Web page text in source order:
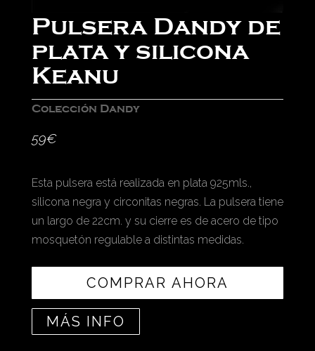
Pulsera Dandy de
plata y silicona
Keanu
Colección Dandy
59€
Esta pulsera está realizada en plata 925mls.,
silicona negra y circonitas negras. La pulsera tiene
un largo de 22cm. y su cierre es de acero de tipo
mosquetón regulable a distintas medidas.
COMPRAR AHORA
MÁS INFO